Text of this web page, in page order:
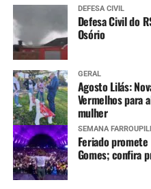
DEFESA CIVIL
Defesa Civil do
Osório
GERAL
Agosto Lilás:
Vermelhos para
mulher
SEMANA
Feriado
Gomes; confira